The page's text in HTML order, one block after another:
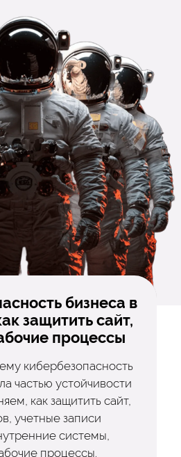
бизнеса в
защитить сайт,
процессы
кибербезопасность
частью устойчивости
как защитить сайт,
учетные записи
системы,
процессы.